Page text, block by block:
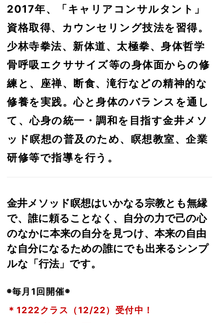
2017年、「キャリアコンサルタント」
資格取得、カウンセリング技法を習得。
少林寺拳法、新体道、太極拳、身体哲学
骨呼吸エクササイズ等の身体面からの修
練と、座禅、断食、滝行などの精神的な
修養を実践。心と身体のバランスを通し
て、心身の統一・調和を目指す金井メソ
ッド瞑想の普及のため、瞑想教室、企業
研修等で指導を行う。
金井メソッド瞑想はいかなる宗教とも無縁
で、誰に頼ることなく、自分の力で己の心
のなかに本来の自分を見つけ、本来の自由
な自分になるための誰にでも出来るシンプ
ルな「行法」です。
◉毎月1回開催◉
＊1222クラス（12/22）受付中！